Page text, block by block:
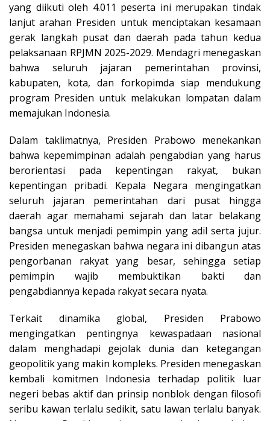
yang diikuti oleh 4.011 peserta ini merupakan tindak
lanjut arahan Presiden untuk menciptakan kesamaan
gerak langkah pusat dan daerah pada tahun kedua
pelaksanaan RPJMN 2025-2029. Mendagri menegaskan
bahwa seluruh jajaran pemerintahan provinsi,
kabupaten, kota, dan forkopimda siap mendukung
program Presiden untuk melakukan lompatan dalam
memajukan Indonesia.
Dalam taklimatnya, Presiden Prabowo menekankan
bahwa kepemimpinan adalah pengabdian yang harus
berorientasi pada kepentingan rakyat, bukan
kepentingan pribadi. Kepala Negara mengingatkan
seluruh jajaran pemerintahan dari pusat hingga
daerah agar memahami sejarah dan latar belakang
bangsa untuk menjadi pemimpin yang adil serta jujur.
Presiden menegaskan bahwa negara ini dibangun atas
pengorbanan rakyat yang besar, sehingga setiap
pemimpin wajib membuktikan bakti dan
pengabdiannya kepada rakyat secara nyata.
Terkait dinamika global, Presiden Prabowo
mengingatkan pentingnya kewaspadaan nasional
dalam menghadapi gejolak dunia dan ketegangan
geopolitik yang makin kompleks. Presiden menegaskan
kembali komitmen Indonesia terhadap politik luar
negeri bebas aktif dan prinsip nonblok dengan filosofi
seribu kawan terlalu sedikit, satu lawan terlalu banyak.